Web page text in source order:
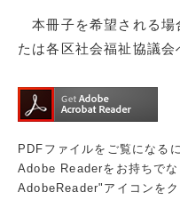
本冊子を希望される場
たは各区社会福祉協議会
PDFファイルをご覧になる
Adobe Readerをお持ちで
AdobeReader"アイコンをク